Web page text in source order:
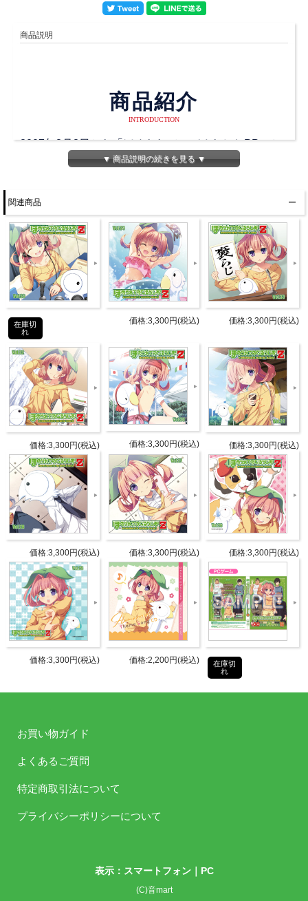
商品説明
商品紹介
INTRODUCTION
2007年3月8日から「ほめられてのびるらじおPP」と
して始まり、
り、
そして、2019年10月3日に最終回を迎えるラストスパ
ートに入った「ほめらじ」です！
ジャケットももちろん描き下ろしです！
商品詳細
パーソ
ナリテ
ィ
風音
荻原秀樹
ゲスト
アーカイブゲスト
第622回：米倉千尋
第626回：水野七海、囲まこと
第627回：Duca
新規録りおろしゲスト
みる、深井晴花
仕様
CD2枚組
1枚目：[オーディオCD] 新規撮りお
ろしラジオ収録
2枚目：[データCD] 過去アーカイブ
(第622～633回分)までをMP3にて収
録
タブリエ・コミュニケーションズ株
JANコ
©ほめらじ製作委員会
▼ 商品説明の続きを見る ▼
関連商品
在庫切
れ
価格:3,300円(税込) 価格:3,300円(税込)
価格:3,300円(税込) 価格:3,300円(税込) 価格:3,300円(税込)
価格:3,300円(税込) 価格:3,300円(税込) 価格:3,300円(税込)
価格:3,300円(税込) 価格:2,200円(税込)
在庫切
れ
お買い物ガイド
よくあるご質問
特定商取引法について
プライバシーポリシーについて
表示：スマートフォン｜ PC
(C)音mart